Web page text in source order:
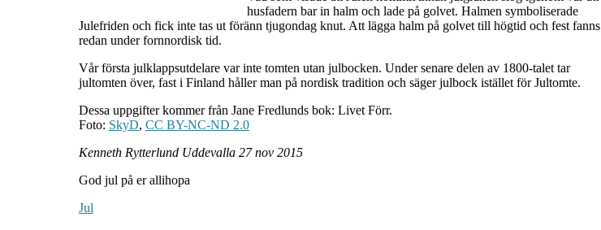
husfadern bar in halm och lade på golvet. Halmen symboliserade
Julefriden och fick inte tas ut föränn tjugondag knut. Att lägga halm på golvet till högtid och fest fanns
redan under fornnordisk tid.
Vår första julklappsutdelare var inte tomten utan julbocken. Under senare delen av 1800-talet tar
jultomten över, fast i Finland håller man på nordisk tradition och säger julbock istället för Jultomte.
Dessa uppgifter kommer från Jane Fredlunds bok: Livet Förr.
Foto: SkyD, CC BY-NC-ND 2.0
Kenneth Rytterlund Uddevalla 27 nov 2015
God jul på er allihopa
Jul